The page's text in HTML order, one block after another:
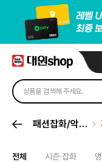
패션잡화/악세
전체 시즌·잡화